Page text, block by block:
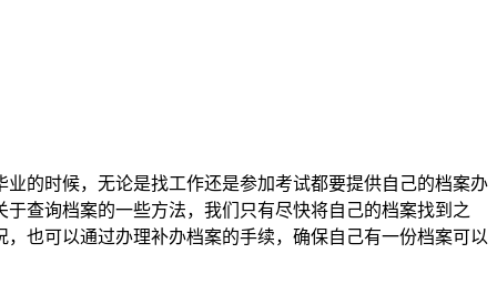
的时候，无论是找工作还是参加考试都要提供自己的档案办
查询档案的一些方法，我们只有尽快将自己的档案找到之
也可以通过办理补办档案的手续，确保自己有一份档案可以